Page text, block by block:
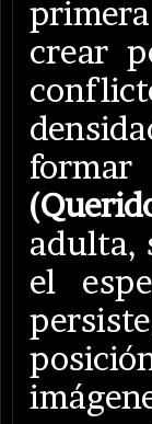
crear
adulta,
el